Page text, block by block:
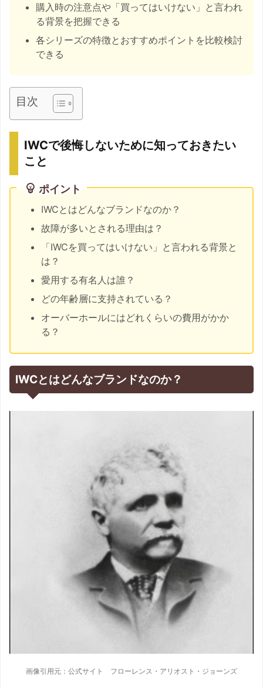
購入時の注意点や「買ってはいけない」と言われ
る背景を把握できる
各シリーズの特徴とおすすめポイントを比較検討
できる
目次
IWCで後悔しないために知っておきたい
こと
ポイント
IWCとはどんなブランドなのか？
故障が多いとされる理由は？
「IWCを買ってはいけない」と言われる背景と
は？
愛用する有名人は誰？
どの年齢層に支持されている？
オーバーホールにはどれくらいの費用がかか
る？
IWCとはどんなブランドなのか？
画像引用元：公式サイト フローレンス・アリオスト・ジョーンズ